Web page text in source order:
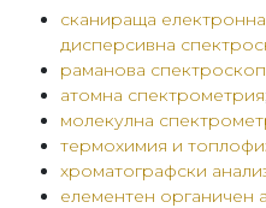
сканираща
дисперсивна
раманова
атомна спектрометрия
молекулна
термохимия и
хроматографски
елементен органичен